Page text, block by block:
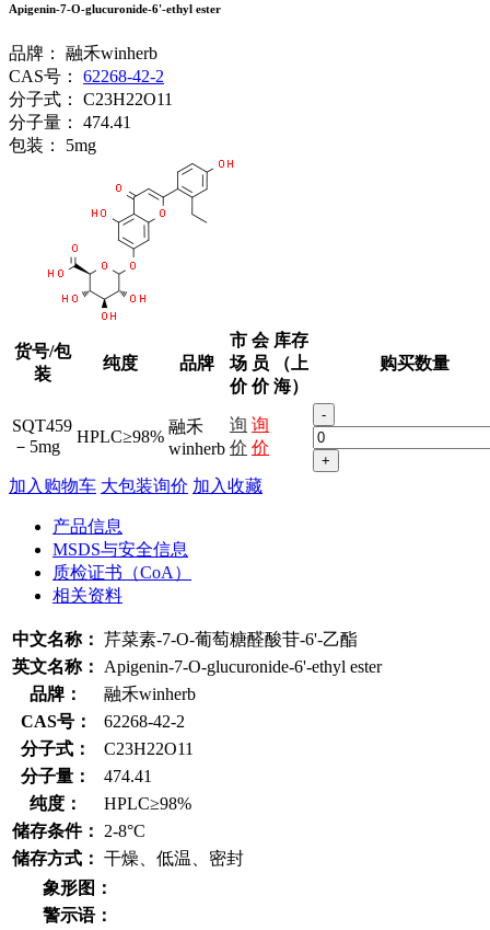
Apigenin-7-O-glucuronide-6'-ethyl ester
品牌：
融禾winherb
CAS号：
62268-42-2
分子式：
C23H22O11
分子量：
474.41
包装：
5mg
货号/包
装
纯度 品牌
市
场
价
会
员
价
库存
（上
海）
购买数量
SQT459
－5mg
HPLC≥98%
融禾
winherb
询
价
询
价
-
+
加入购物车 大包装询价 加入收藏
产品信息
MSDS与安全信息
质检证书（CoA）
相关资料
中文名称： 芹菜素-7-O-葡萄糖醛酸苷-6'-乙酯
英文名称：
Apigenin-7-O-glucuronide-6'-ethyl ester
品牌：
融禾winherb
CAS号：
62268-42-2
分子式：
C23H22O11
分子量：
474.41
纯度：
HPLC≥98%
储存条件：
2-8°C
储存方式： 干燥、低温、密封
象形图：
警示语：